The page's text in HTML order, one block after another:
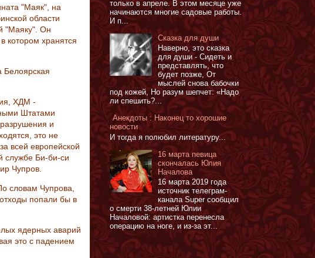
"Маяк", на
области
"Маяку". Он
котором хранятся
Белоярская
ХДМ -
Штатами
и
это не
всей европейской
службе Би-би-си
Чупров.
словам Чупрова,
попали бы в
ядерных аварий
это с падением
только в апреле. В этом месяце уже
начинаются многие садовые работы.
И п...
Сказка для души
Наверно, это сказка
для души - Сидеть и
представлять, что
будет позже, От
мыслей снова бабочки
под кожей, Но разум шепчет: «Надо
ли спешить?...
Анекдоты : Наконец то хорошие
новости
И тогда я полюбил литературу...
16 марта певица
скончалась Юлия
Началова
16 марта 2019 года
источник телеграм-
канала Super сообщил
о смерти 38-летней Юлии
Началовой: артистка перенесла
операцию на ноге, и из-за эт...